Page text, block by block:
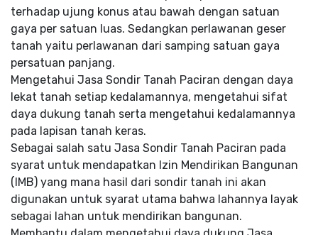
terhadap ujung konus atau bawah dengan satuan
gaya per satuan luas. Sedangkan perlawanan geser
tanah yaitu perlawanan dari samping satuan gaya
persatuan panjang.
Mengetahui Jasa Sondir Tanah Paciran dengan daya
lekat tanah setiap kedalamannya, mengetahui sifat
daya dukung tanah serta mengetahui kedalamannya
pada lapisan tanah keras.
Sebagai salah satu Jasa Sondir Tanah Paciran pada
syarat untuk mendapatkan Izin Mendirikan Bangunan
(IMB) yang mana hasil dari sondir tanah ini akan
digunakan untuk syarat utama bahwa lahannya layak
sebagai lahan untuk mendirikan bangunan.